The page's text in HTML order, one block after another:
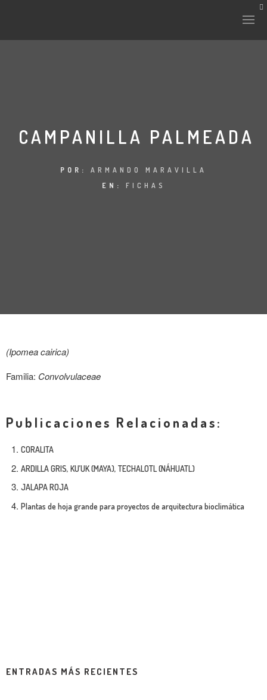
INTERVENCIONES
EVENTOS
COLABORADORES
CAMPANILLA PALMEADA
POR: ARMANDO MARAVILLA
EN: FICHAS
(Ipomea cairica)
Familia: Convolvulaceae
Publicaciones Relacionadas:
CORALITA
ARDILLA GRIS, KU’UK (MAYA), TECHALOTL (NÁHUATL)
JALAPA ROJA
Plantas de hoja grande para proyectos de arquitectura bioclimática
ENTRADAS MÁS RECIENTES